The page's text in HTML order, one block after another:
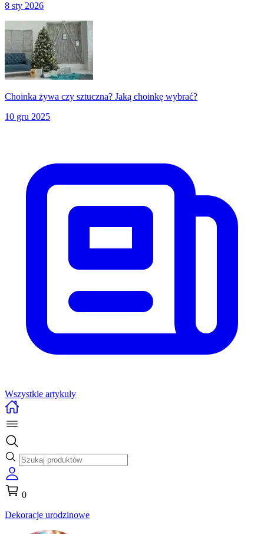
8 sty 2026
Choinka żywa czy sztuczna? Jaką choinkę wybrać?
10 gru 2025
Wszystkie artykuły
0
Dekoracje urodzinowe